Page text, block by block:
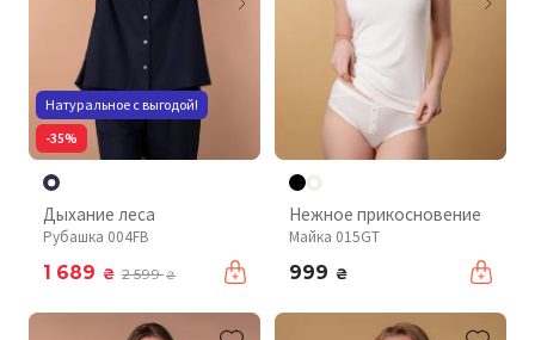
Натуральное с выгодой!
-35%
Дыхание леса
Рубашка 004FB
1 689 ₴ 2 599₴
Нежное прикосновение
Майка 015GT
999 ₴